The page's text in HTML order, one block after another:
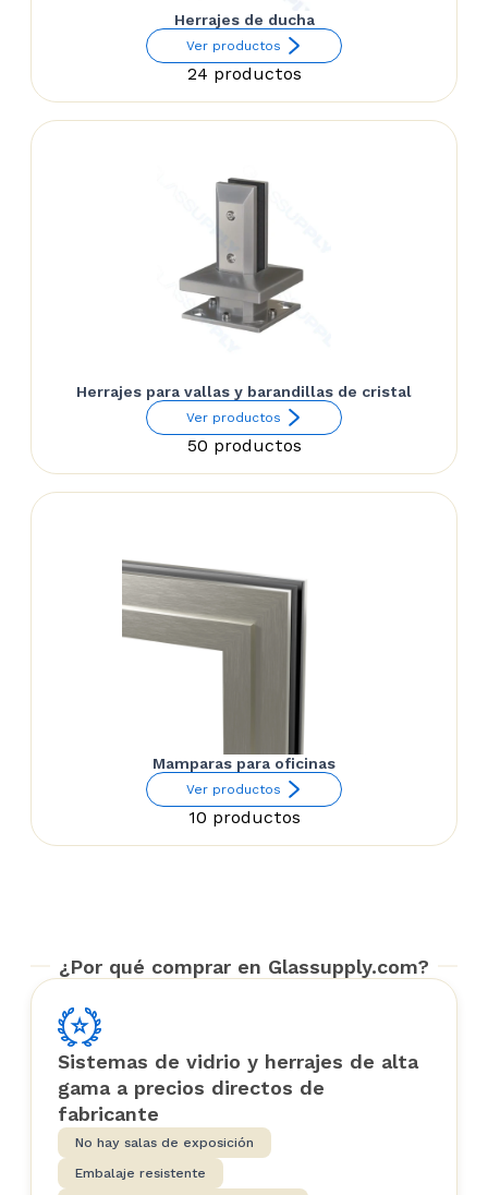
Herrajes de ducha
Ver productos
24 productos
Herrajes para vallas y barandillas de cristal
Ver productos
50 productos
Mamparas para oficinas
Ver productos
10 productos
¿Por qué comprar en Glassupply.com?
Sistemas de vidrio y herrajes de alta
gama a precios directos de
fabricante
No hay salas de exposición
Embalaje resistente